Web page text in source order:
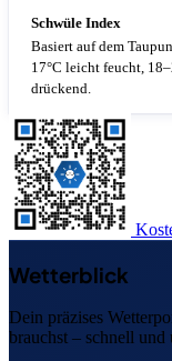
Schwüle Index
Basiert auf dem
17°C leicht feucht,
drückend.
Wetterblick
Dein präzises
brauchst – schnell und